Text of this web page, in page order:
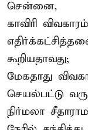
சென்னை,
காவிரி
கூறியதாவது;
மேகதாது
செயல்பட்டு
நிர்மலா